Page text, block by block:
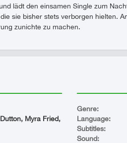
lädt den einsamen Single zum
sie bisher stets verborgen hielten.
zunichte zu machen.
Myra Fried,
Genre:
Language:
Subtitles:
Sound: